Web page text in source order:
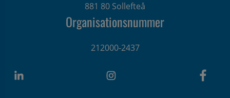
881 80 Sollefteå
Organisationsnummer
212000-2437